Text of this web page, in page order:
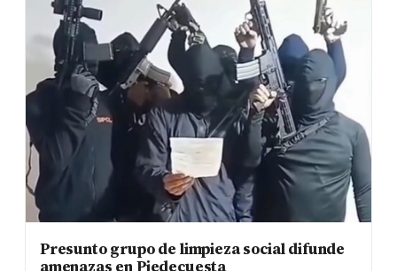
Presunto grupo de limpieza social difunde
amenazas en Piedecuesta